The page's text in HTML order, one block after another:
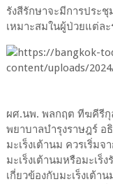
รังสีรักษาจะมีการประ
เหมาะสมในผู้ป่วยแต่ละ
ผศ.นพ. พลกฤต ทีฆคีรี
พยาบาลบำรุงราษฎร์ อ
มะเร็งเต้านม ควรเริ่ม
มะเร็งเต้านมหรือมะเ
เกี่ยวข้องกับมะเร็งเต้า